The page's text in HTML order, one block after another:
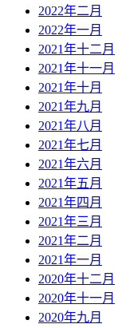
2022年二月
2022年一月
2021年十二月
2021年十一月
2021年十月
2021年九月
2021年八月
2021年七月
2021年六月
2021年五月
2021年四月
2021年三月
2021年二月
2021年一月
2020年十二月
2020年十一月
2020年九月